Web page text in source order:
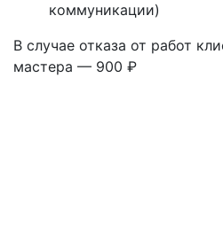
коммуникации)
В случае отказа от работ
мастера — 900 ₽